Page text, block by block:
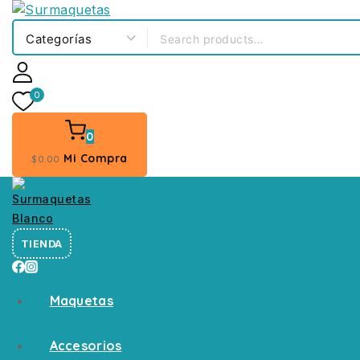
0
0
$0 .00 Mi Compra
TIENDA
Maquetas
Accesorios